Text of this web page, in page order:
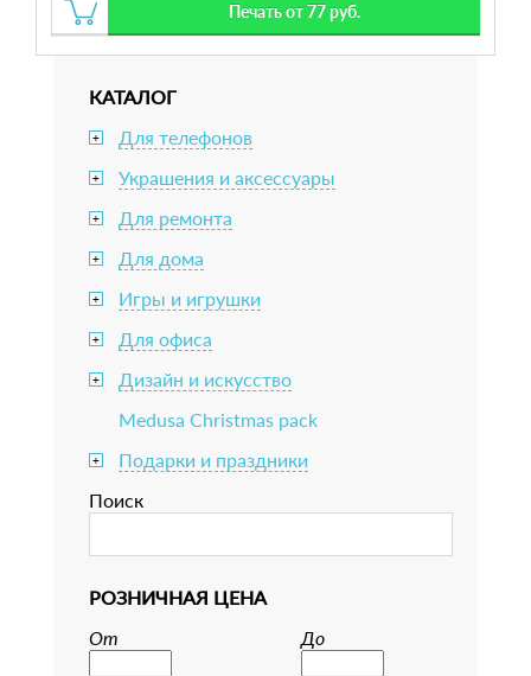
Печать от 77 руб.
КАТАЛОГ
+ Для телефонов
+ Украшения и аксессуары
+ Для ремонта
+ Для дома
+ Игры и игрушки
+ Для офиса
+
Дизайн и искусство
Medusa Christmas pack
+
Подарки и праздники
Поиск
РОЗНИЧНАЯ ЦЕНА
От
До